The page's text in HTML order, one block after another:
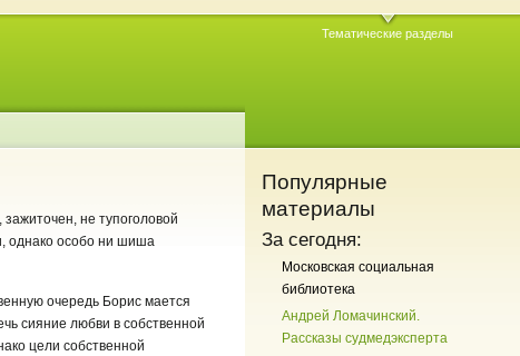
Тематические разделы
не тупоголовой
однако особо ни шиша
очередь Борис мается
сияние любви в собственной
цели собственной
Популярные
материалы
За сегодня:
Московская социальная
библиотека
Андрей Ломачинский.
Рассказы судмедэксперта